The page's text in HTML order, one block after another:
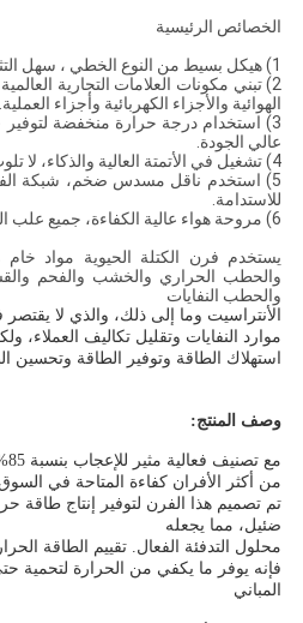
الخصائص الرئيسية
1) هيكل بسيط من النوع الخطي ، سهل التثبيت والصيانة.
2) تبني مكونات العلامات التجارية
الهوائية والأجزاء الكهربائية وأجزاء العملية.
3) استخدام درجة حرارة منخفضة لتوفير
عالي الجودة.
4) تشغيل في الأتمتة العالية والذكاء، لا تلوث.
5) استخدم ناقل مسدس ضخم، شبكة
للاستدامة.
6) مروحة هواء عالية الكفاءة، جميع علب التجفيف مفتوحة.
يستخدم فرن الكتلة الحيوية مواد
والحطب الحراري والخشب والفحم
والحطب النفايات
الأنتراسيت وما إلى ذلك، والذي لا
موارد النفايات وتقليل تكاليف العملاء،
استهلاك الطاقة وتوفير الطاقة وتحسين
وصف المنتج:
من أكثر الأفران كفاءة المتاحة في
تم تصميم هذا الفرن لتوفير إنتاج طاقة
ضئيل، مما يجعله
فإنه يوفر ما يكفي من الحرارة لتحمية
المباني